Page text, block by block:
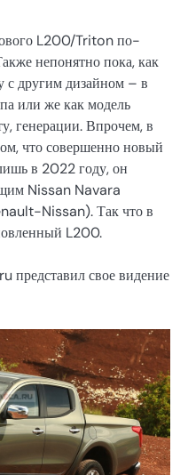
L200/Triton по-
непонятно пока, как
с другим дизайном – в
или же как модель
генерации. Впрочем, в
что совершенно новый
в 2022 году, он
Nissan Navara
Nissan). Так что в
L200.
представил свое видение